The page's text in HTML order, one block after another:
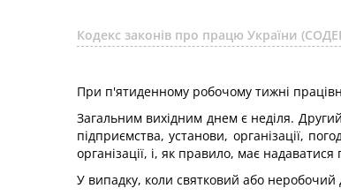
Кодекс законів про працю України
При п'ятиденному робочому тижні
Загальним вихідним днем є неділя.
підприємства, установи, організації,
організації, і, як правило, має
У випадку, коли святковий або неробочий